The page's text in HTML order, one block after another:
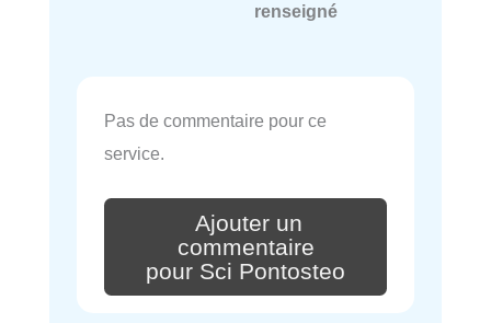
renseigné
Pas de commentaire pour ce
service.
Ajouter un
commentaire
pour Sci Pontosteo